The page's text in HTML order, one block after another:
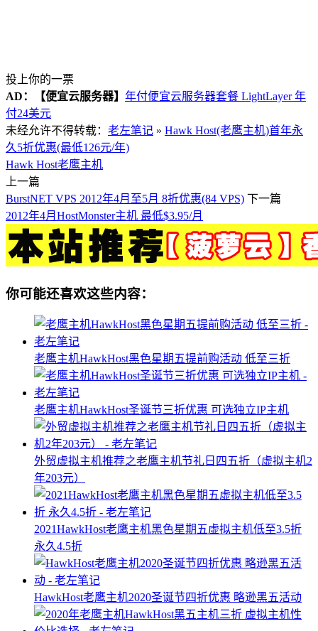
投上你的一票
AD：
【便宜云服务器】 年付便宜云服务器套餐 LightLayer 年
付24美元
未经允许不得转载： 老左笔记 » Hawk Host(老鹰主机)首年永
久5折优惠(最低126元/年)
Hawk Host老鹰主机
上一篇
BurstNET VPS 2012年4月至5月 8折优惠(84 VPS) 下一篇
2012年4月HostMonster主机 最低$3.95/月
你可能还喜欢这些内容：
老鹰主机HawkHost黑色星期五提前购活动 低至三折
老鹰主机HawkHost圣诞节三折优惠 可选独立IP主机
外贸虚拟主机推荐之老鹰主机节礼日四五折（虚拟主机2
年203元）
2021HawkHost老鹰主机黑色星期五虚拟主机低至3.5折
永久4.5折
HawkHost老鹰主机2020圣诞节四折优惠 略逊黑五活动